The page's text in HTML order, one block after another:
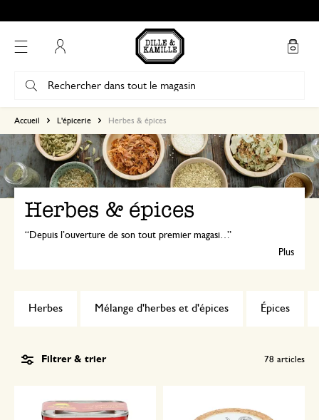
Accueil L'épicerie Herbes & épices
Herbes & épices
Depuis l’ouverture de son tout premier magasin en 1974, Dille & Kamille propose des herbes aromatiques et des épices de qualité. Découvrez aujourd’hui notre gamme surprenante et incroyablement étendue !
Plus
Herbes Mélange d'herbes et d'épices Épices
Filtrer & trier 78 articles